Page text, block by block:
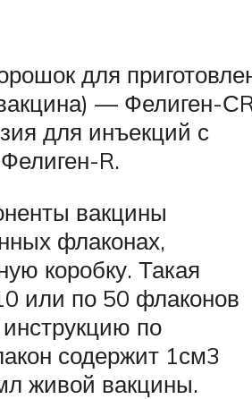
для
— Фелиген-
для инъекций с
R.
вакцины
флаконах,
коробку. Такая
или по 50 флаконов
по
содержит 1см3
живой вакцины.